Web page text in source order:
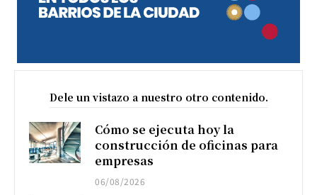
Dele un vistazo a nuestro otro contenido.
Cómo se ejecuta hoy la
construcción de oficinas para
empresas
06/08/2026